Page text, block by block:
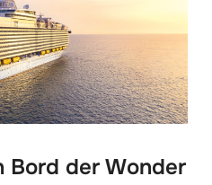
Bord der Wonder